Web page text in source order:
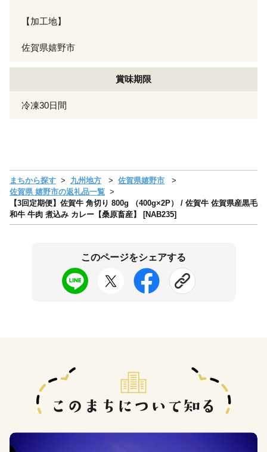
【加工地】
佐賀県嬉野市
賞味期限
冷凍30日間
まちから探す 九州地方
佐賀県嬉野市
佐賀県 嬉野市の返礼品一覧
【3回定期便】佐賀牛 角切り 800g （400g×2P） / 佐賀牛 佐賀県産黒毛
和牛 牛肉 煮込み カレー【桑原畜産】 [NAB235]
このページをシェアする